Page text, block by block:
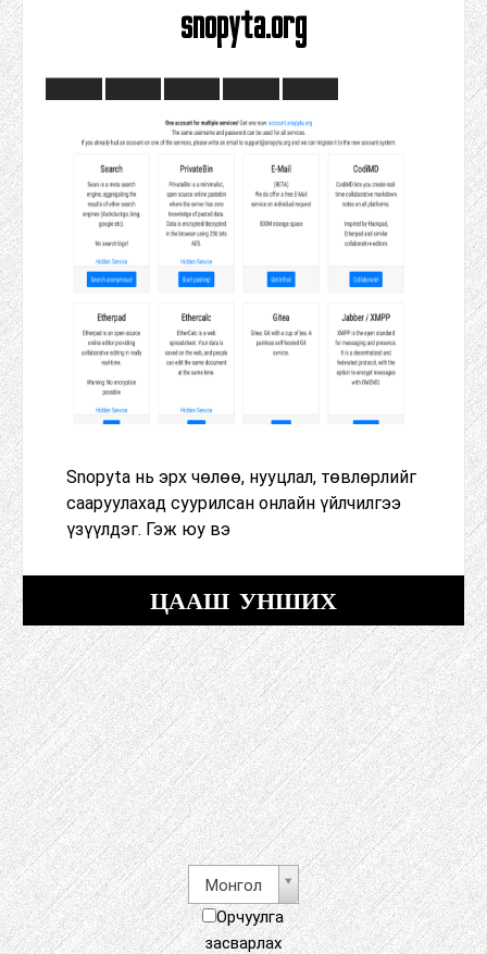
snopyta.org
Snopyta нь эрх чөлөө, нууцлал, төвлөрлийг
сааруулахад суурилсан онлайн үйлчилгээ
үзүүлдэг. Гэж юу вэ
ЦААШ УНШИХ
Монгол
Орчуулга
засварлах